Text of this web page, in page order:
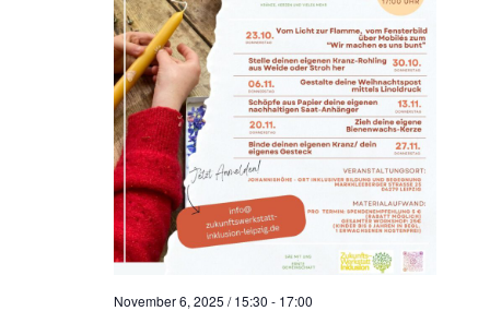
November 6, 2025 / 15:30 - 17:00